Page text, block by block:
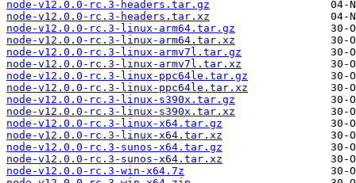
node-v12.0.0-rc.3-headers.tar.gz
node-v12.0.0-rc.3-headers.tar.xz
node-v12.0.0-rc.3-linux-arm64.tar.gz
node-v12.0.0-rc.3-linux-arm64.tar.xz
node-v12.0.0-rc.3-linux-armv7l.tar.gz
node-v12.0.0-rc.3-linux-armv7l.tar.xz
node-v12.0.0-rc.3-linux-ppc64le.tar.gz
node-v12.0.0-rc.3-linux-ppc64le.tar.xz
node-v12.0.0-rc.3-linux-s390x.tar.gz
node-v12.0.0-rc.3-linux-s390x.tar.xz
node-v12.0.0-rc.3-linux-x64.tar.gz
node-v12.0.0-rc.3-linux-x64.tar.xz
node-v12.0.0-rc.3-sunos-x64.tar.gz
node-v12.0.0-rc.3-sunos-x64.tar.xz
node-v12.0.0-rc.3-win-x64.7z